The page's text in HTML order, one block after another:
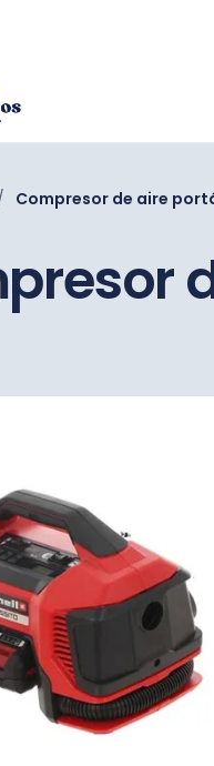
Compresor de aire